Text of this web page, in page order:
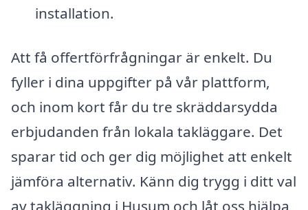
installation.
Att få offertförfrågningar är enkelt. Du
fyller i dina uppgifter på vår plattform,
och inom kort får du tre skräddarsydda
erbjudanden från lokala takläggare. Det
sparar tid och ger dig möjlighet att enkelt
jämföra alternativ. Känn dig trygg i ditt val
av takläggning i Husum och låt oss hjälpa